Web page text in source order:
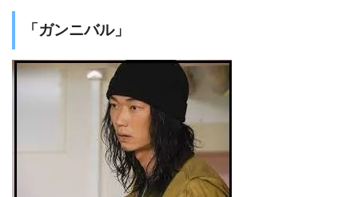
「ガンニバル」